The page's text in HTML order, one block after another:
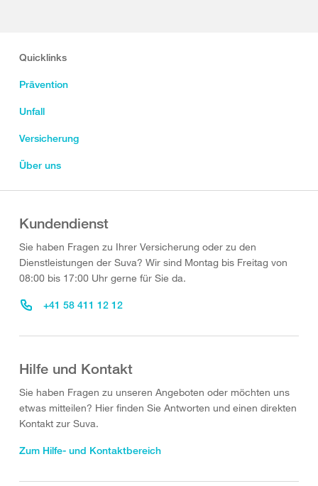
Quicklinks
Prävention
Unfall
Versicherung
Über uns
Kundendienst
Sie haben Fragen zu Ihrer Versicherung oder zu den
Dienstleistungen der Suva? Wir sind Montag bis Freitag von
08:00 bis 17:00 Uhr gerne für Sie da.
+41 58 411 12 12
Hilfe und Kontakt
Sie haben Fragen zu unseren Angeboten oder möchten uns
etwas mitteilen? Hier finden Sie Antworten und einen direkten
Kontakt zur Suva.
Zum Hilfe- und Kontaktbereich